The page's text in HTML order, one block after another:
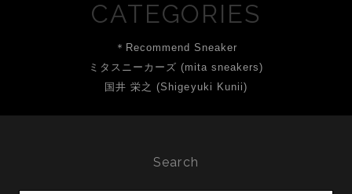
CATEGORIES
＊Recommend Sneaker
ミタスニーカーズ (mita sneakers)
国井 栄之 (Shigeyuki Kunii)
Search